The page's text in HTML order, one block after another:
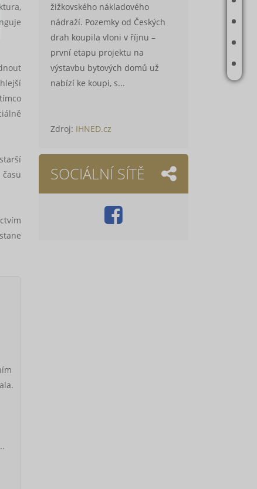
REALITNÍ TIPY
žižkovského nákladového
nádraží. Pozemky od Českých
drah koupila vloni v říjnu –
první etapu projektu na
výstavbu bytových domů už
nabízí ke koupi, s...
Zdroj: IHNED.cz
SOCIÁLNÍ SÍTĚ